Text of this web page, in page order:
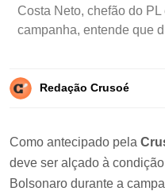
Costa Neto, chefão do
campanha, entende que
Redação Crusoé
Como antecipado pela
deve ser alçado à
Bolsonaro durante a